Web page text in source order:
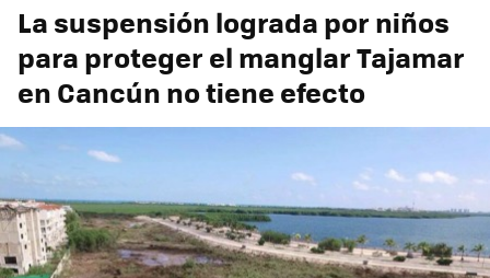
La suspensión lograda por niños
para proteger el manglar Tajamar
en Cancún no tiene efecto